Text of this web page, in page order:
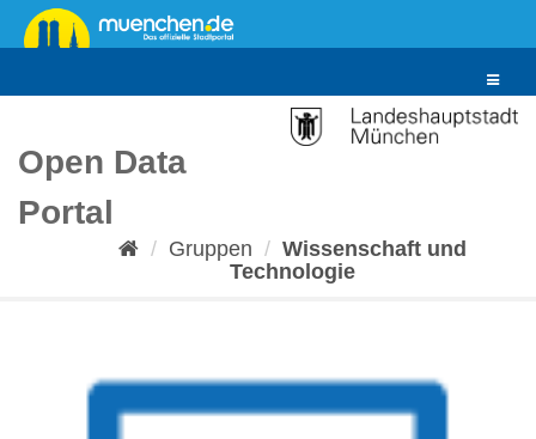
Überspringen
zum
Toggle
Open Data
Portal
Gruppen
Wissenschaft und
Technologie